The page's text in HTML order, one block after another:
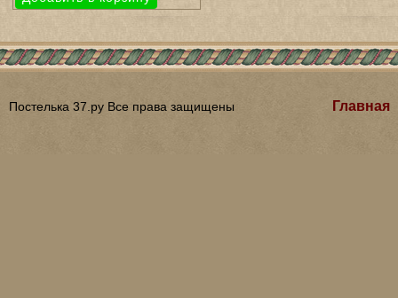
Постелька 37.ру Все права защищены Главная